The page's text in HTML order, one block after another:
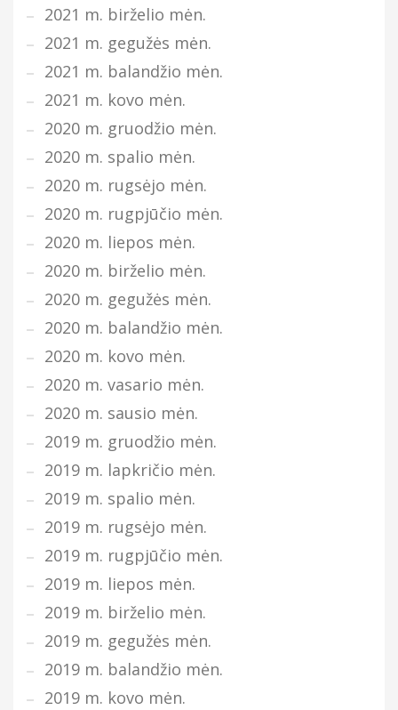
2021 m. birželio mėn.
2021 m. gegužės mėn.
2021 m. balandžio mėn.
2021 m. kovo mėn.
2020 m. gruodžio mėn.
2020 m. spalio mėn.
2020 m. rugsėjo mėn.
2020 m. rugpjūčio mėn.
2020 m. liepos mėn.
2020 m. birželio mėn.
2020 m. gegužės mėn.
2020 m. balandžio mėn.
2020 m. kovo mėn.
2020 m. vasario mėn.
2020 m. sausio mėn.
2019 m. gruodžio mėn.
2019 m. lapkričio mėn.
2019 m. spalio mėn.
2019 m. rugsėjo mėn.
2019 m. rugpjūčio mėn.
2019 m. liepos mėn.
2019 m. birželio mėn.
2019 m. gegužės mėn.
2019 m. balandžio mėn.
2019 m. kovo mėn.